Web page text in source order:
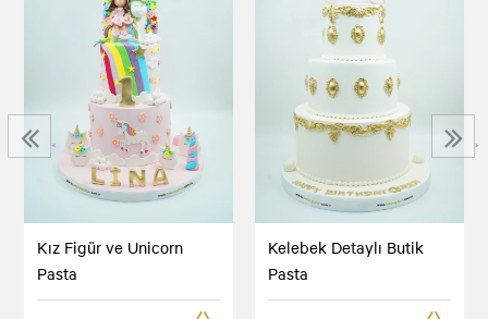
Kız Figür ve Unicorn
Pasta
Kelebek Detaylı Butik
Pasta
‹ ›